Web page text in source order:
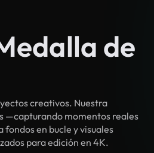
de
creativos. Nuestra
—capturando momentos reales
en bucle y visuales
para edición en 4K.